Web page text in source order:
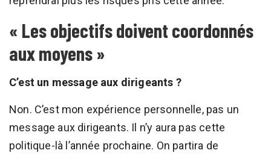
« Les objectifs doivent coordonnés
aux moyens »
C’est un message aux dirigeants ?
Non. C’est mon expérience personnelle, pas un
message aux dirigeants. Il n’y aura pas cette
politique-là l’année prochaine. On partira de